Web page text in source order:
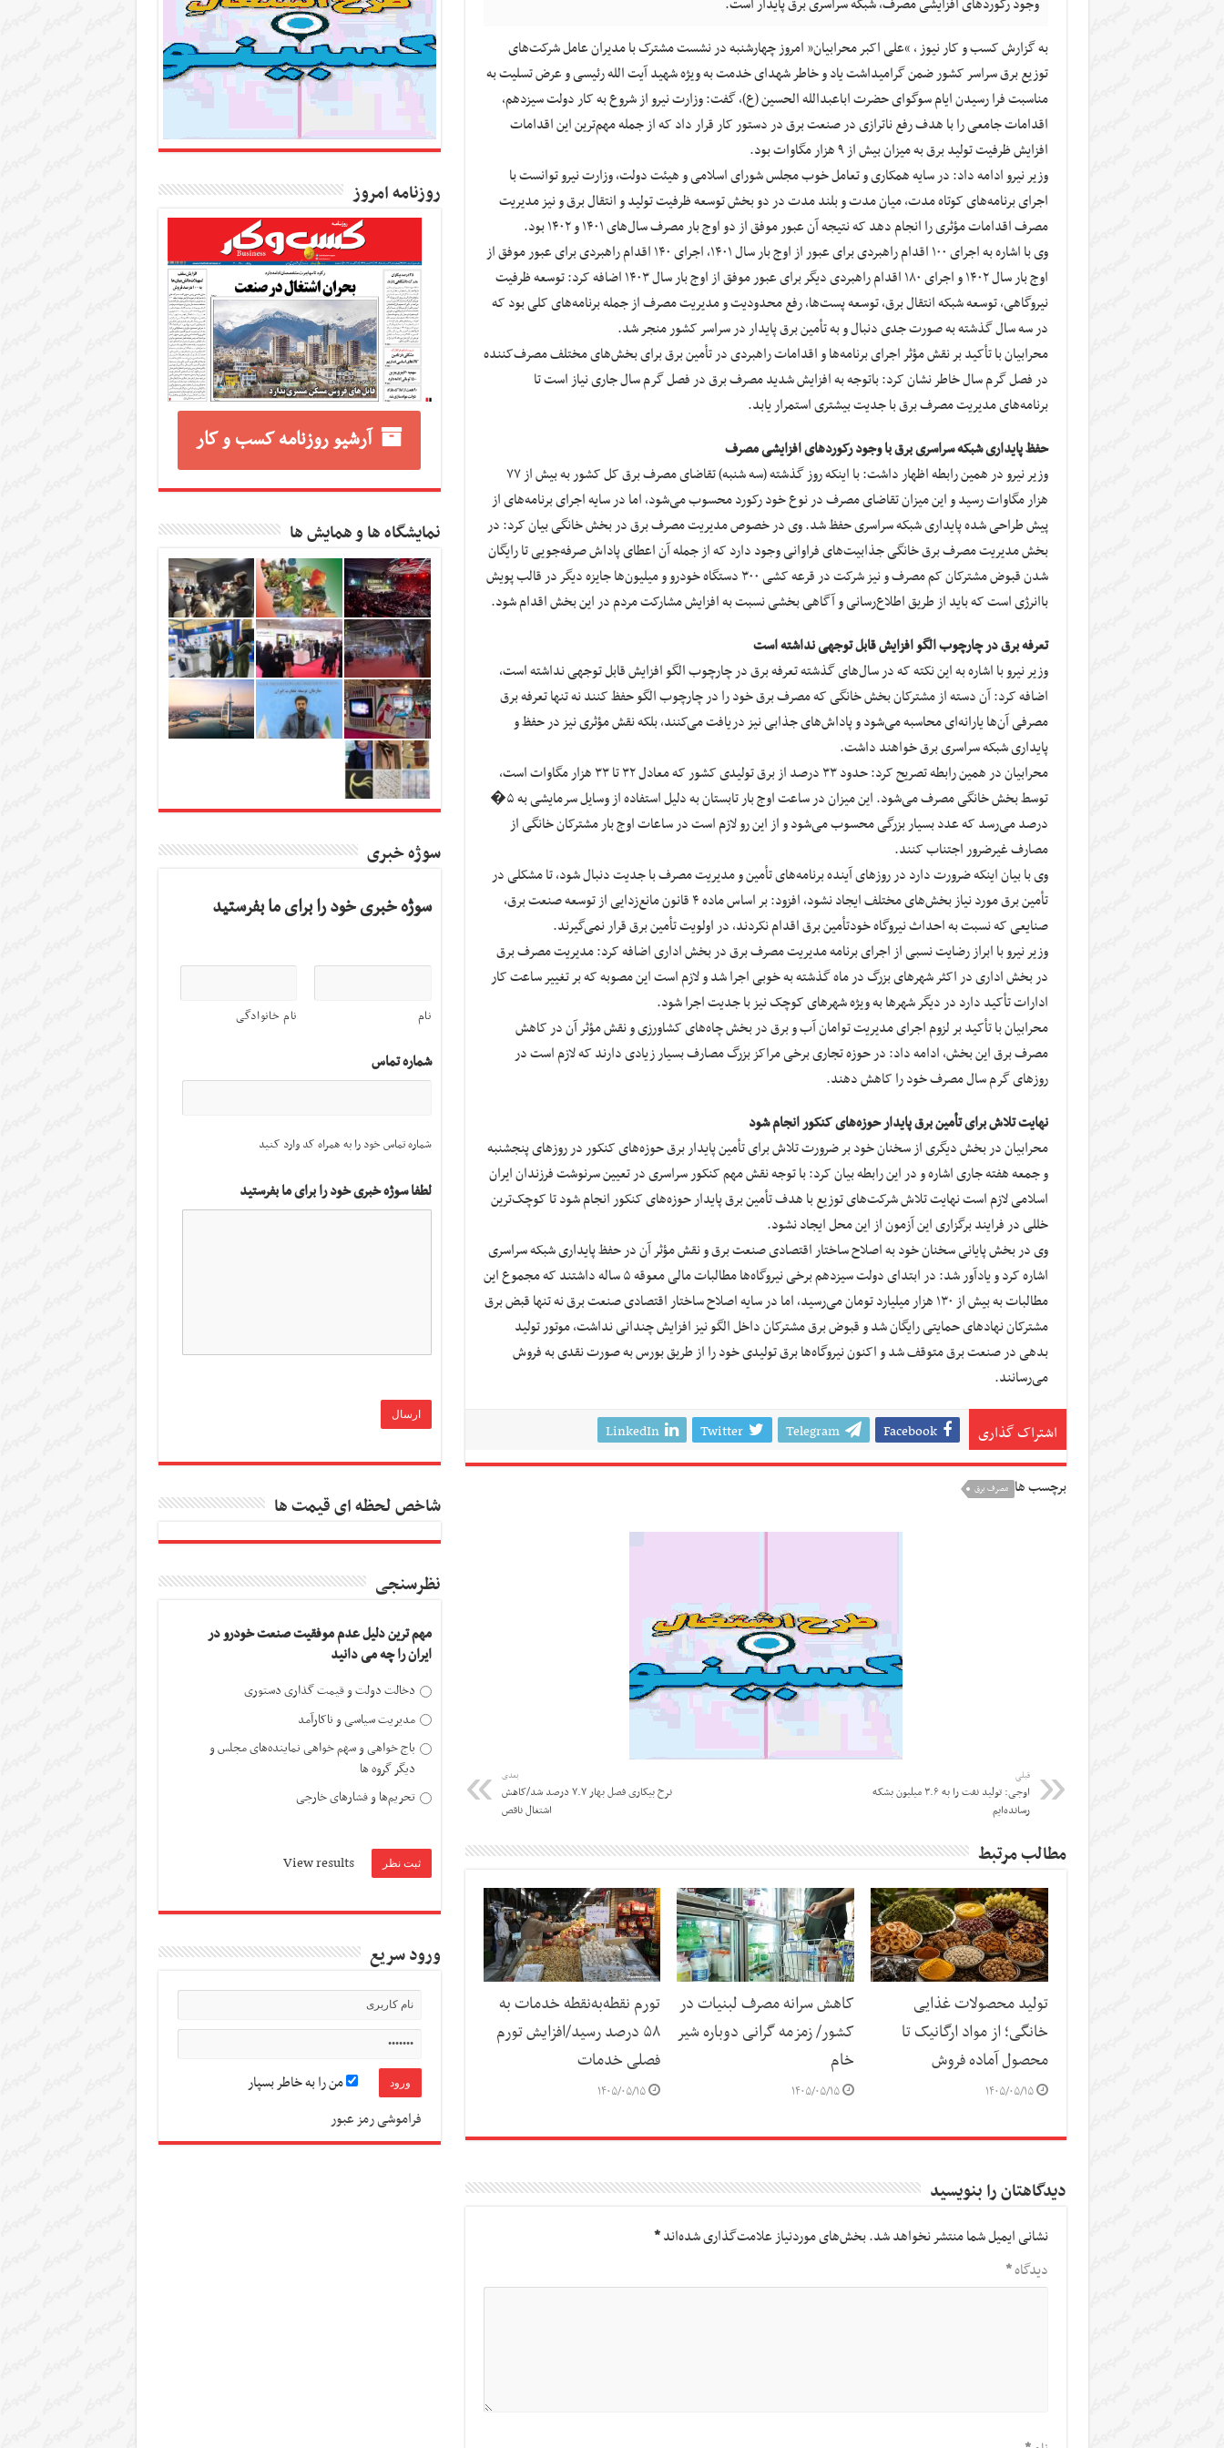
به گزارش کسب و کار نیوز ، “علی اکبر محرابیان” امروز چهارشنبه در نشست مشترک با مدیران عامل شرکت‌های
توزیع برق سراسر کشور ضمن گرامیداشت یاد و خاطر شهدای خدمت به ویژه شهید آیت الله رئیسی و عرض تسلیت به
مناسبت فرا رسیدن ایام سوگوای حضرت اباعبدالله الحسین (ع)، گفت: وزارت نیرو از شروع به کار دولت سیزدهم،
اقدامات جامعی را با هدف رفع ناترازی در صنعت برق در دستور کار قرار داد که از جمله مهم‌ترین این اقدامات
افزایش ظرفیت تولید برق به میزان بیش از ۹ هزار مگاوات بود.
وزیر نیرو ادامه داد: در سایه همکاری و تعامل خوب مجلس شورای اسلامی و هیئت دولت، وزارت نیرو توانست با
اجرای برنامه‌های کوتاه مدت، میان مدت و بلند مدت در دو بخش توسعه ظرفیت تولید و انتقال برق و نیز مدیریت
مصرف اقدامات مؤثری را انجام دهد که نتیجه آن عبور موفق از دو اوج بار مصرف سال‌های ۱۴۰۱ و ۱۴۰۲ بود.
وی با اشاره به اجرای ۱۰۰ اقدام راهبردی برای عبور از اوج بار سال ۱۴۰۱، اجرای ۱۴۰ اقدام راهبردی برای عبور موفق از
اوج بار سال ۱۴۰۲ و اجرای ۱۸۰ اقدام راهبردی دیگر برای عبور موفق از اوج بار سال ۱۴۰۳ اضافه کرد: توسعه ظرفیت
نیروگاهی، توسعه شبکه انتقال برق، توسعه پست‌ها، رفع محدودیت و مدیریت مصرف از جمله برنامه‌های کلی بود که
در سه سال گذشته به صورت جدی دنبال و به تأمین برق پایدار در سراسر کشور منجر شد.
محرابیان با تأکید بر نقش مؤثر اجرای برنامه‌ها و اقدامات راهبردی در تأمین برق برای بخش‌های مختلف مصرف‌کننده
در فصل گرم سال خاطر نشان کرد: باتوجه به افزایش شدید مصرف برق در فصل گرم سال جاری نیاز است تا
برنامه‌های مدیریت مصرف برق با جدیت بیشتری استمرار یابد.
حفظ پایداری شبکه سراسری برق با وجود رکورد‌های افزایشی مصرف
وزیر نیرو در همین رابطه اظهار داشت: با اینکه روز گذشته (سه شنبه) تقاضای مصرف برق کل کشور به بیش از ۷۷
هزار مگاوات رسید و این میزان تقاضای مصرف در نوع خود رکورد محسوب می‌شود، اما در سایه اجرای برنامه‌های از
پیش طراحی شده پایداری شبکه سراسری حفظ شد. وی در خصوص مدیریت مصرف برق در بخش خانگی بیان کرد: در
بخش مدیریت مصرف برق خانگی جذابیت‌های فراوانی وجود دارد که از جمله آن اعطای پاداش صرفه‌جویی تا رایگان
شدن قبوض مشترکان کم مصرف و نیز شرکت در قرعه کشی ۳۰۰ دستگاه خودرو و میلیون‌ها جایزه دیگر در قالب پویش
با‌انرژی است که باید از طریق اطلاع‌رسانی و آگاهی بخشی نسبت به افزایش مشارکت مردم در این بخش اقدام شود.
تعرفه برق در چارچوب الگو افزایش قابل توجهی نداشته است
وزیر نیرو با اشاره به این نکته که در سال‌های گذشته تعرفه برق در چارچوب الگو افزایش قابل توجهی نداشته است،
اضافه کرد: آن دسته از مشترکان بخش خانگی که مصرف برق خود را در چارچوب الگو حفظ کنند نه تنها تعرفه برق
مصرفی آن‌ها یارانه‌ای محاسبه می‌شود و پاداش‌های جذابی نیز دریافت می‌کنند، بلکه نقش مؤثری نیز در حفظ و
پایداری شبکه سراسری برق خواهند داشت.
محرابیان در همین رابطه تصریح کرد: حدود ٣٣ درصد از برق تولیدی کشور که معادل ٣٢ تا ٣٣ هزار مگاوات است،
توسط بخش خانگی مصرف می‌شود. این میزان در ساعت اوج بار تابستان به دلیل استفاده از وسایل سرمایشی به ۵�
درصد می‌رسد که عدد بسیار بزرگی محسوب می‌شود و از این رو لازم است در ساعات اوج بار مشترکان خانگی از
مصارف غیرضرور اجتناب کنند.
وی با بیان اینکه ضرورت دارد در روز‌های آینده برنامه‌های تأمین و مدیریت مصرف با جدیت دنبال شود، تا مشکلی در
تأمین برق مورد نیاز بخش‌های مختلف ایجاد نشود، افزود: بر اساس ماده ۴ قانون مانع‌زدایی از توسعه صنعت برق،
صنایعی که نسبت به احداث نیروگاه خودتأمین برق اقدام نکردند، در اولویت تأمین برق قرار نمی‌گیرند.
وزیر نیرو با ابراز رضایت نسبی از اجرای برنامه مدیریت مصرف برق در بخش اداری اضافه کرد: مدیریت مصرف برق
در بخش اداری در اکثر شهر‌های بزرگ در ماه گذشته به خوبی اجرا شد و لازم است این مصوبه که بر تغییر ساعت کار
ادارات تأکید دارد در دیگر شهر‌ها به ویژه شهر‌های کوچک نیز با جدیت اجرا شود.
محرابیان با تأکید بر لزوم اجرای مدیریت توامان آب و برق در بخش چاه‌های کشاورزی و نقش مؤثر آن در کاهش
مصرف برق این بخش، ادامه داد: در حوزه تجاری برخی مراکز بزرگ مصارف بسیار زیادی دارند که لازم است در
روز‌های گرم سال مصرف خود را کاهش دهند.
نهایت تلاش برای تأمین برق پایدار حوزه‌های کنکور انجام شود
محرابیان در بخش دیگری از سخنان خود بر ضرورت تلاش برای تأمین پایدار برق حوزه‌های کنکور در روز‌های پنجشنبه
و جمعه هفته جاری اشاره و در این رابطه بیان کرد: با توجه نقش مهم کنکور سراسری در تعیین سرنوشت فرزندان ایران
اسلامی لازم است نهایت تلاش شرکت‌های توزیع با هدف تأمین برق پایدار حوزه‌های کنکور انجام شود تا کوچک‌ترین
خللی در فرایند برگزاری این آزمون از این محل ایجاد نشود.
وی در بخش پایانی سخنان خود به اصلاح ساختار اقتصادی صنعت برق و نقش مؤثر آن در حفظ پایداری شبکه سراسری
اشاره کرد و یادآور شد: در ابتدای دولت سیزدهم برخی نیروگاه‌ها مطالبات مالی معوقه ۵ ساله داشتند که مجموع این
مطالبات به بیش از ۱۳۰ هزار میلیارد تومان می‌رسید، اما در سایه اصلاح ساختار اقتصادی صنعت برق نه تنها قبض برق
مشترکان نهاد‌های حمایتی رایگان شد و قبوض برق مشترکان داخل الگو نیز افزایش چندانی نداشت، موتور تولید
بدهی در صنعت برق متوقف شد و اکنون نیروگاه‌ها برق تولیدی خود را از طریق بورس به صورت نقدی به فروش
می‌رسانند.
اشتراک گذاری Facebook
Telegram
Twitter
LinkedIn
برچسب ها مصرف برق
قبلی
اوجی: تولید نفت را به ۳.۶ میلیون بشکه
رسانده‌ایم
بعدی
نرخ بیکاری فصل بهار ۷.۷ درصد شد/کاهش
اشتغال ناقص
مطالب مرتبط
تولید محصولات غذایی
خانگی؛ از مواد ارگانیک تا
محصول آماده فروش
۱۴۰۵/۰۵/۱۵
کاهش سرانه مصرف لبنیات در
کشور/ زمزمه گرانی دوباره شیر
خام
۱۴۰۵/۰۵/۱۵
تورم نقطه‌به‌نقطه خدمات به
۵۸ درصد رسید/افزایش تورم
فصلی خدمات
۱۴۰۵/۰۵/۱۵
دیدگاهتان را بنویسید
نشانی ایمیل شما منتشر نخواهد شد.بخش‌های موردنیاز علامت‌گذاری شده‌اند*
دیدگاه*
روزنامه امروز
آرشیو روزنامه کسب و کار
نمایشگاه ها و همایش ها
سوژه خبری
سوژه خبری خود را برای ما بفرستید
نام نام خانوادگی
شماره تماس
شماره تماس خود را به همراه کد وارد کنید
لطفا سوژه خبری خود را برای ما بفرستید
شاخص لحظه ای قیمت ها
نظرسنجی
مهم ترین دلیل عدم موفقیت صنعت خودرو در
ایران را چه می دانید
دخالت دولت و قیمت گذاری دستوری
مدیریت سیاسی و ناکارآمد
باج خواهی و سهم خواهی نماینده‌های مجلس و
دیگر گروه ها
تحریم‌ها و فشارهای خارجی
View results
ورود سریع
من را به خاطر بسپار
فراموشی رمز عبور